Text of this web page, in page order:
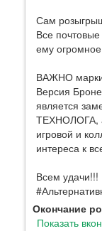
Сам
Все
ему
ВАЖНО
Версия
является
ТЕХНОЛОГА,
игровой и
интереса к
Всем удачи!!!
Окончание
Показать